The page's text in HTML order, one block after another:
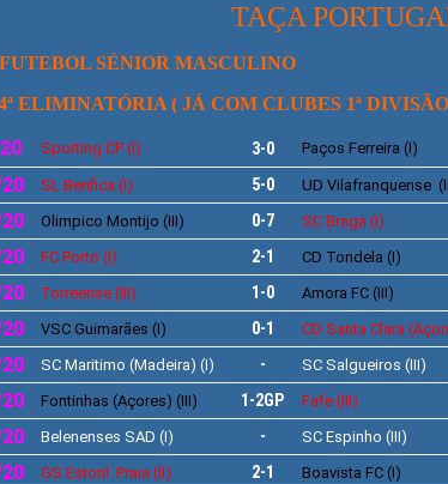
TAÇA
SÉNIOR MASCULINO
ELIMINATÓRIA ( JÁ COM CLUBES 1ª
Sporting CP (I) 3-0 Paços Ferreira (I)
SL Benfica (I) 5-0 UD Vilafranquense
Olimpico Montijo (III) 0-7 SC Braga (I)
FC Porto (I) 2-1 CD Tondela (I)
Torreense (III) 1-0 Amora FC (III)
VSC Guimarães (I) 0-1 CD Santa Clara
SC Maritimo (Madeira) (I) - SC Salgueiros (III)
Fontinhas (Açores) (III) 1-2GP Fafe (III)
Belenenses SAD (I) - SC Espinho (III)
GS Estoril Praia (II) 2-1 Boavista FC (I)